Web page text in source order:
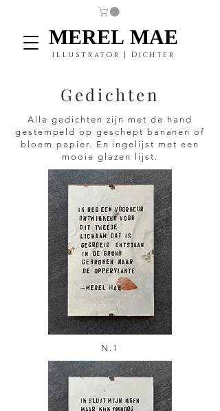
illustrator | Dichter
MEREL MAE
MEREL MAE
Gedichten
Alle gedichten zijn met de hand
gestempeld op geschept bananen of
bloem papier. En ingelijst met een
mooie glazen lijst.
N.1